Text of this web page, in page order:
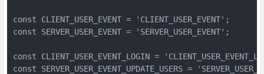
const CLIENT_USER_EVENT = 'CLIENT_USER_EVENT';
const SERVER_USER_EVENT = 'SERVER_USER_EVENT';
const CLIENT_USER_EVENT_LOGIN =
const SERVER_USER_EVENT_UPDATE_USERS =